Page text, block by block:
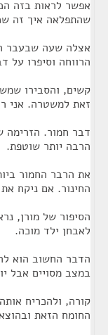
אפשר לראות בזה
שהתפלאה איך זה
אצלה שעה שבעבר
הרווחה וסיפרו על
קשים, והסבירו
זאת למשטרה. אני
דבר חמור. הזרימה
הרבה יותר שוטפת.
את הרבר החמור
החינור. אם ניקח את
הסיפור של מורן,
לאבחן ילד מוכה.
הדבר החשוב הוא
במצב מסויים אבל
קורה, ולהכריח
החומח הזאת